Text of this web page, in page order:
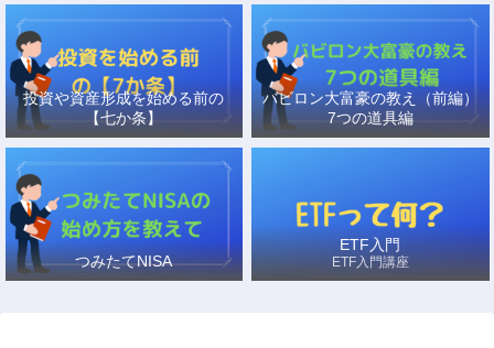
投資や資産形成を始める前の
【七か条】
バビロン大富豪の教え（前編）
7つの道具編
つみたてNISA
ETF入門
ETF入門講座